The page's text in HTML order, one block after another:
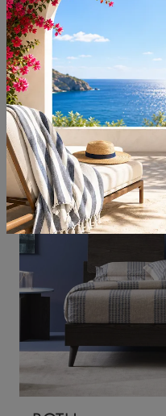
MIRABEL